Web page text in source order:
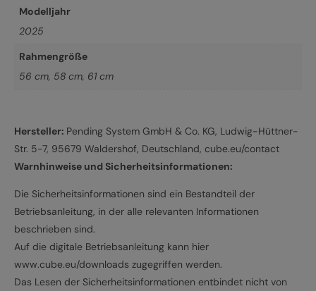
Modelljahr
2025
Rahmengröße
56 cm, 58 cm, 61 cm
Hersteller: Pending System GmbH & Co. KG, Ludwig-Hüttner-
Str. 5-7, 95679 Waldershof, Deutschland, cube.eu/contact
Warnhinweise und Sicherheitsinformationen:
Die Sicherheitsinformationen sind ein Bestandteil der
Betriebsanleitung, in der alle relevanten Informationen
beschrieben sind.
Auf die digitale Betriebsanleitung kann hier
www.cube.eu/downloads zugegriffen werden.
Das Lesen der Sicherheitsinformationen entbindet nicht von